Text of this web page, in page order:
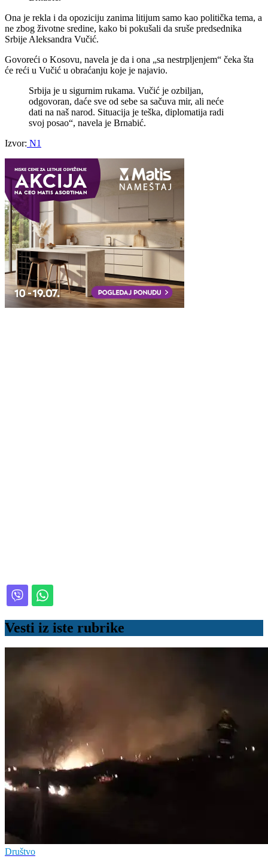
Ona je rekla i da opoziciju zanima litijum samo kao politička tema, a
ne zbog životne sredine, kako bi pokušali da sruše predsednika
Srbije Aleksandra Vučić.
Govoreći o Kosovu, navela je da i ona „sa nestrpljenjem“ čeka šta
će reći u Vučić u obraćanju koje je najavio.
Srbija je u sigurnim rukama. Vučić je ozbiljan,
odgovoran, daće sve od sebe sa sačuva mir, ali neće
dati na naš narod. Situacija je teška, diplomatija radi
svoj posao“, navela je Brnabić.
Izvor: N1
Vesti iz iste rubrike
Društvo